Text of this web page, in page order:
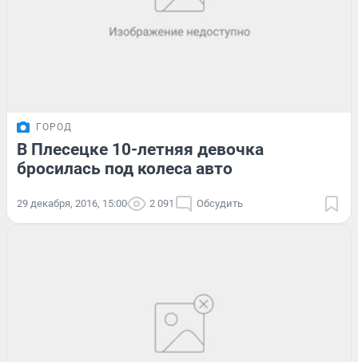
ГОРОД
В Плесецке 10-летняя девочка
бросилась под колеса авто
29 декабря, 2016, 15:00 2 091 Обсудить